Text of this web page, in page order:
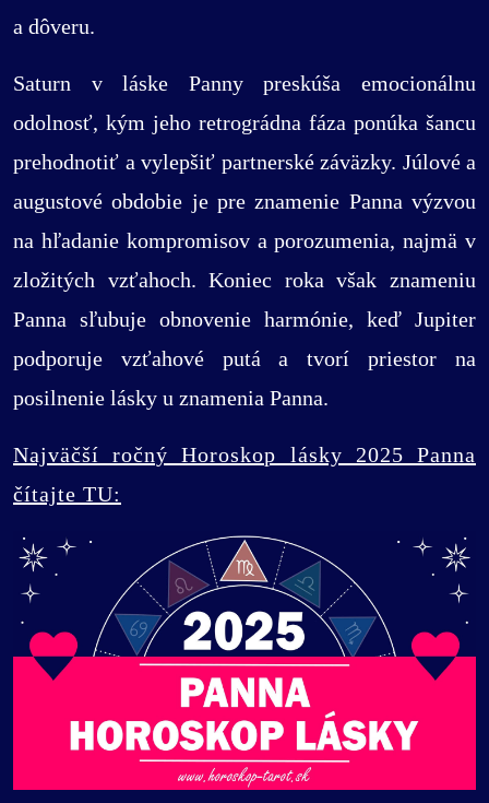
a dôveru.
Saturn v láske Panny preskúša emocionálnu
odolnosť, kým jeho retrográdna fáza ponúka šancu
prehodnotiť a vylepšiť partnerské záväzky. Júlové a
augustové obdobie je pre znamenie Panna výzvou
na hľadanie kompromisov a porozumenia, najmä v
zložitých vzťahoch. Koniec roka však znameniu
Panna sľubuje obnovenie harmónie, keď Jupiter
podporuje vzťahové putá a tvorí priestor na
posilnenie lásky u znamenia Panna.
Najväčší ročný Horoskop lásky 2025 Panna
čítajte TU: